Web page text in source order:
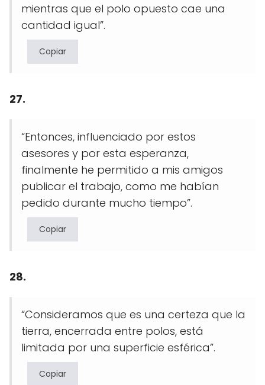
mientras que el polo opuesto cae una
cantidad igual”.
Copiar
27.
“Entonces, influenciado por estos
asesores y por esta esperanza,
finalmente he permitido a mis amigos
publicar el trabajo, como me habían
pedido durante mucho tiempo”.
Copiar
28.
“Consideramos que es una certeza que la
tierra, encerrada entre polos, está
limitada por una superficie esférica”.
Copiar